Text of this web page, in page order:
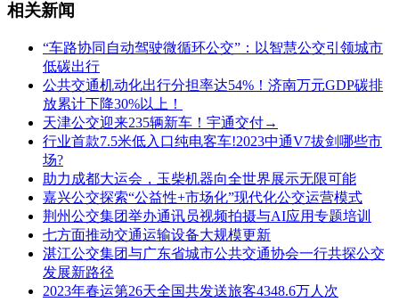
相关新闻
“车路协同自动驾驶微循环公交”：以智慧公交引领城市
低碳出行
公共交通机动化出行分担率达54%！济南万元GDP碳排
放累计下降30%以上！
天津公交迎来235辆新车！宇通交付→
行业首款7.5米低入口纯电客车!2023中通V7拔剑哪些市
场?
助力成都大运会，玉柴机器向全世界展示无限可能
嘉兴公交探索“公益性+市场化”现代化公交运营模式
荆州公交集团举办通讯员视频拍摄与AI应用专题培训
七方面推动交通运输设备大规模更新
湛江公交集团与广东省城市公共交通协会一行共探公交
发展新路径
2023年春运第26天全国共发送旅客4348.6万人次